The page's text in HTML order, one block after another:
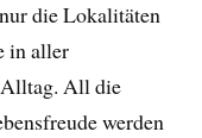
die Lokalitäten
in aller
Alltag. All die
werden